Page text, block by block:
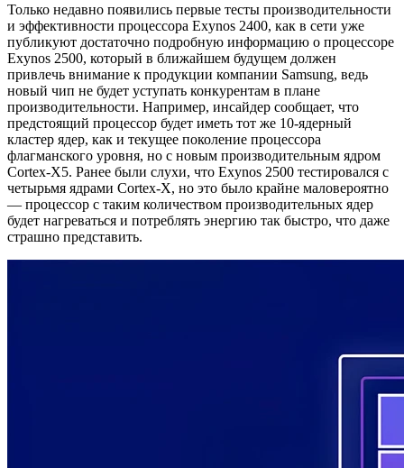
Только недавно появились первые тесты производительности
и эффективности процессора Exynos 2400, как в сети уже
публикуют достаточно подробную информацию о процессоре
Exynos 2500, который в ближайшем будущем должен
привлечь внимание к продукции компании Samsung, ведь
новый чип не будет уступать конкурентам в плане
производительности. Например, инсайдер сообщает, что
предстоящий процессор будет иметь тот же 10-ядерный
кластер ядер, как и текущее поколение процессора
флагманского уровня, но с новым производительным ядром
Cortex-X5. Ранее были слухи, что Exynos 2500 тестировался с
четырьмя ядрами Cortex-X, но это было крайне маловероятно
— процессор с таким количеством производительных ядер
будет нагреваться и потреблять энергию так быстро, что даже
страшно представить.